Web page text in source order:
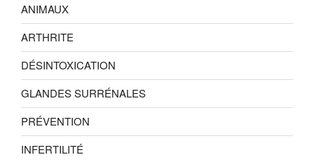
ANIMAUX
ARTHRITE
DÉSINTOXICATION
GLANDES SURRÉNALES
PRÉVENTION
INFERTILITÉ